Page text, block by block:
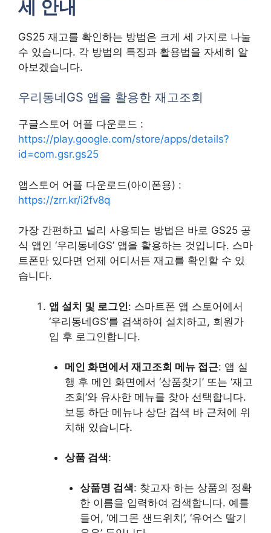
세 안내
GS25 재고를 확인하는 방법은 크게 세 가지로 나눌
수 있습니다. 각 방법의 특징과 활용법을 자세히 알
아보겠습니다.
우리동네GS 앱을 활용한 재고조회
구글스토어 어플 다운로드 :
https://play.google.com/store/apps/details?
id=com.gsr.gs25
앱스토어 어플 다운로드(아이폰용) :
https://zrr.kr/i2fv8q
가장 간편하고 널리 사용되는 방법은 바로 GS25 공
식 앱인 ‘우리동네GS’ 앱을 활용하는 것입니다. 스마
트폰만 있다면 언제 어디서든 재고를 확인할 수 있
습니다.
앱 설치 및 로그인: 스마트폰 앱 스토어에서
‘우리동네GS’를 검색하여 설치하고, 회원가
입 후 로그인합니다.
메인 화면에서 재고조회 메뉴 접근: 앱 실
행 후 메인 화면에서 ‘상품찾기’ 또는 ‘재고
조회’와 유사한 메뉴를 찾아 선택합니다.
보통 하단 메뉴나 상단 검색 바 근처에 위
치해 있습니다.
상품 검색:
상품명 검색: 찾고자 하는 상품의 정확
한 이름을 입력하여 검색합니다. 예를
들어, ‘에그몬 샌드위치’, ‘유어스 딸기